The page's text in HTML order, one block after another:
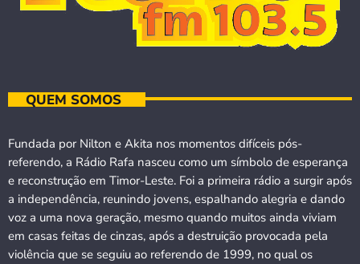
QUEM SOMOS
Fundada por Nilton e Akita nos momentos difíceis pós-
referendo, a Rádio Rafa nasceu como um símbolo de esperança
e reconstrução em Timor-Leste. Foi a primeira rádio a surgir após
a independência, reunindo jovens, espalhando alegria e dando
voz a uma nova geração, mesmo quando muitos ainda viviam
em casas feitas de cinzas, após a destruição provocada pela
violência que se seguiu ao referendo de 1999, no qual os